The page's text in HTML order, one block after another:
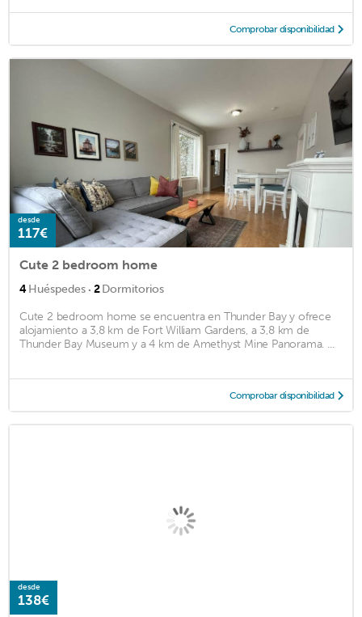
Comprobar disponibilidad
desde
117€
Cute 2 bedroom home
4Huéspedes · 2Dormitorios
Cute 2 bedroom home se encuentra en Thunder Bay y ofrece
alojamiento a 3,8 km de Fort William Gardens, a 3,8 km de
Thunder Bay Museum y a 4 km de Amethyst Mine Panorama. ...
Comprobar disponibilidad
desde
138€